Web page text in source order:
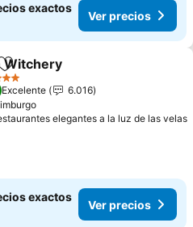
exactos
Ver precios
Agregar a favoritos
Witchery
Excelente
6.016
elegantes a la luz de las velas
exactos
Ver precios